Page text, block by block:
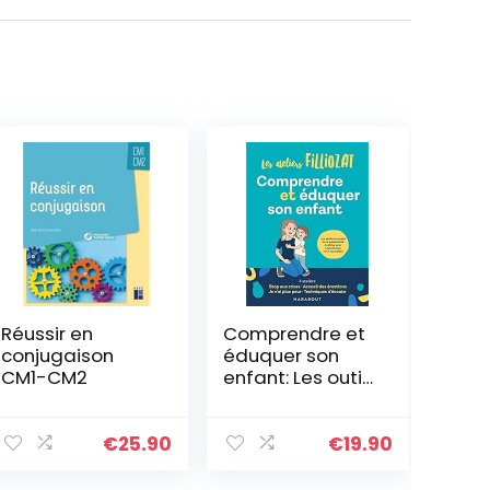
Réussir en
conjugaison
CM1-CM2
€25.90
Comprendre et
éduquer son
enfant: Les outils
positive pour
€19.90